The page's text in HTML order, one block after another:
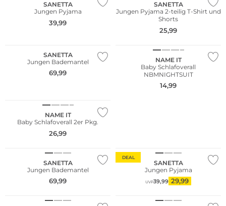
SANETTA
Jungen Pyjama
39,99
SANETTA
Jungen Pyjama 2-teilig T-Shirt und
Shorts
25,99
SANETTA
Jungen Bademantel
69,99
NAME IT
Baby Schlafoverall
NBMNIGHTSUIT
14,99
NAME IT
Baby Schlafoverall 2er Pkg.
26,99
SANETTA
Jungen Bademantel
69,99
DEAL
SANETTA
Jungen Pyjama
UVP39,99 29,99